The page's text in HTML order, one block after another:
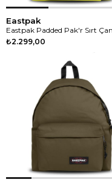
Eastpak
Eastpak Padded Pak'r Sırt
₺2.299,00